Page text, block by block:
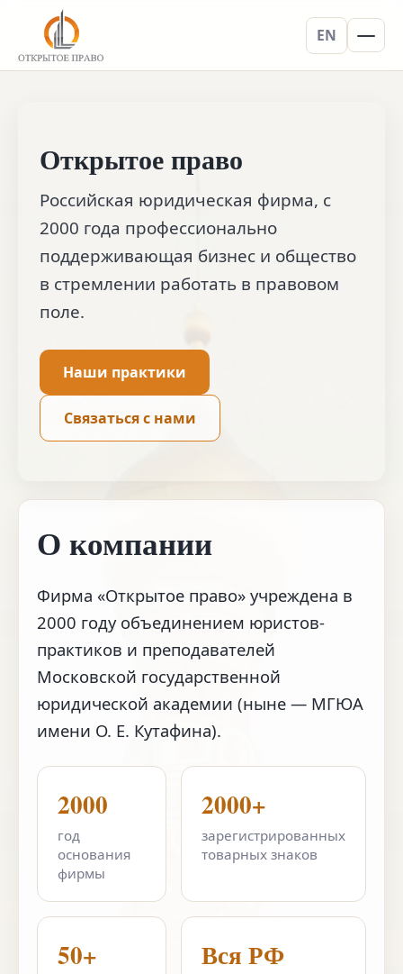
EN
Открытое право
Российская юридическая фирма, с
2000 года профессионально
поддерживающая бизнес и общество
в стремлении работать в правовом
поле.
Наши практики
Связаться с нами
О компании
Фирма «Открытое право» учреждена в
2000 году объединением юристов-
практиков и преподавателей
Московской государственной
юридической академии (ныне — МГЮА
имени О. Е. Кутафина).
2000
год
основания
фирмы
2000+
зарегистрированных
товарных знаков
50+ Вся РФ